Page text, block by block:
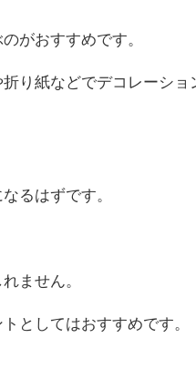
がおすすめです。
り紙などでデコレーショ
るはずです。
ません。
としてはおすすめです。